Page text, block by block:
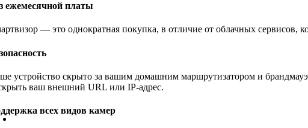
ежемесячной платы
— это однократная покупка, в отличие от облачных сервисов,
устройство скрыто за вашим домашним маршрутизатором и
ваш внешний URL или IP-адрес.
всех видов камер